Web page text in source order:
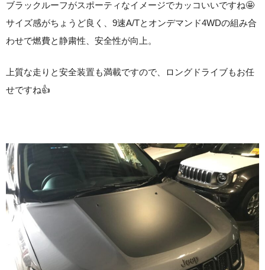
ブラックルーフがスポーティなイメージでカッコいいですね🤩
サイズ感がちょうど良く、9速A/Tとオンデマンド4WDの組み合
わせで燃費と静粛性、安全性が向上。
上質な走りと安全装置も満載ですので、ロングドライブもお任
せですね👍